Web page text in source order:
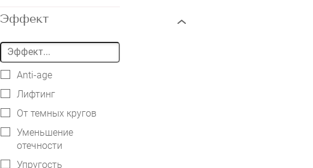
Эффект
Anti-age
Лифтинг
От темных кругов
Уменьшение
отечности
Упругость